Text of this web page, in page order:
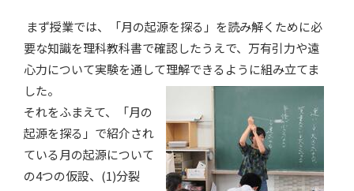
まず授業では、「月の起源を探る」を読み解くために必
要な知識を理科教科書で確認したうえで、万有引力や遠
心力について実験を通して理解できるように組み立てま
した。
それをふまえて、「月の
起源を探る」で紹介され
ている月の起源について
の4つの仮設、(1)分裂